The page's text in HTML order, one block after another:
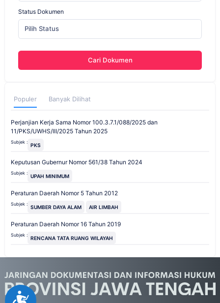
Accessibility
Status Dokumen
Pilih Status
Cari Dokumen
Populer Banyak Dilihat
Perjanjian Kerja Sama Nomor 100.3.7.1/088/2025 dan
11/PKS/UWHS/III/2025 Tahun 2025
Subjek : PKS
Keputusan Gubernur Nomor 561/38 Tahun 2024
Subjek : UPAH MINIMUM
Peraturan Daerah Nomor 5 Tahun 2012
Subjek : SUMBER DAYA ALAM AIR LIMBAH
Peraturan Daerah Nomor 16 Tahun 2019
Subjek : RENCANA TATA RUANG WILAYAH